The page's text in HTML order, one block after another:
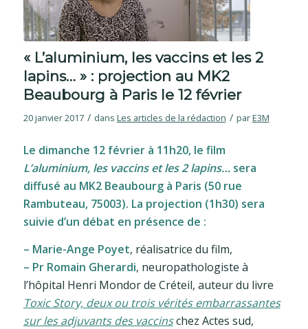
« L’aluminium, les vaccins et les 2
lapins… » : projection au MK2
Beaubourg à Paris le 12 février
20 janvier 2017 / dans Les articles de la rédaction / parE3M
Le dimanche 12 février à 11h20, le film
L’aluminium, les vaccins et les 2 lapins…sera
diffusé au MK2 Beaubourg à Paris (50 rue
Rambuteau, 75003). La projection (1h30) sera
suivie d’un débat en présence de :
– Marie-Ange Poyet, réalisatrice du film,
– Pr Romain Gherardi, neuropathologiste à
l’hôpital Henri Mondor de Créteil, auteur du livre
Toxic Story, deux ou trois vérités embarrassantes
sur les adjuvants des vaccinschez Actes sud,